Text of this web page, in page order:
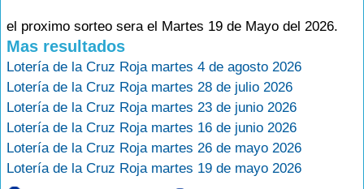
el proximo sorteo sera el Martes 19 de Mayo del 2026.
Mas resultados
Lotería de la Cruz Roja martes 4 de agosto 2026
Lotería de la Cruz Roja martes 28 de julio 2026
Lotería de la Cruz Roja martes 23 de junio 2026
Lotería de la Cruz Roja martes 16 de junio 2026
Lotería de la Cruz Roja martes 26 de mayo 2026
Lotería de la Cruz Roja martes 19 de mayo 2026